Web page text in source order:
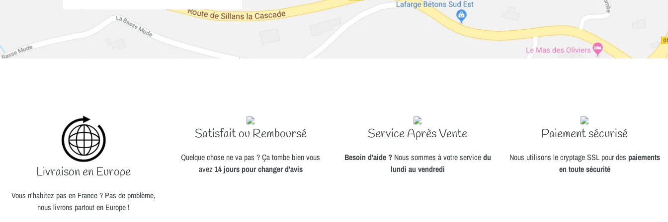
Livraison en Europe
Vous n'habitez pas en France ? Pas de problème,
nous livrons partout en Europe !
Satisfait ou Remboursé
Quelque chose ne va pas ? Ça tombe bien vous
avez14 jours pour changer d'avis
Service Après Vente
Besoin d'aide ?Nous sommes à votre servicedu
lundi au vendredi
Paiement sécurisé
Nous utilisons le cryptage SSL pour des paiements
en toute sécurité